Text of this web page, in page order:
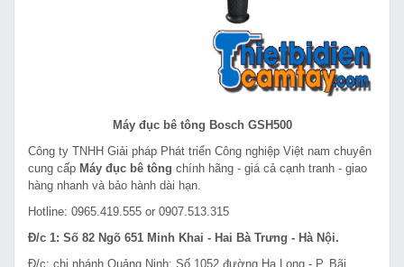
Máy đục bê tông Bosch GSH500
Công ty TNHH Giải pháp Phát triển Công nghiệp Việt nam chuyên
cung cấp Máy đục bê tông chính hãng - giá cả cạnh tranh - giao
hàng nhanh và bảo hành dài hạn.
Hotline: 0965.419.555 or 0907.513.315
Đ/c 1: Số 82 Ngõ 651 Minh Khai - Hai Bà Trưng - Hà Nội.
Đ/c: chi nhánh Quảng Ninh: Số 1052 đường Hạ Long - P. Bãi